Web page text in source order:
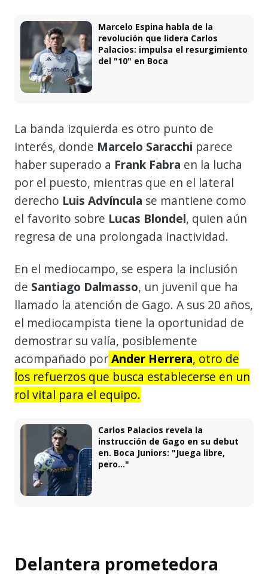
Marcelo Espina habla de la
revolución que lidera Carlos
Palacios: impulsa el resurgimiento
del "10" en Boca
La banda izquierda es otro punto de
interés, donde Marcelo Saracchi parece
haber superado a Frank Fabra en la lucha
por el puesto, mientras que en el lateral
derecho Luis Advíncula se mantiene como
el favorito sobre Lucas Blondel, quien aún
regresa de una prolongada inactividad.
En el mediocampo, se espera la inclusión
de Santiago Dalmasso, un juvenil que ha
llamado la atención de Gago. A sus 20 años,
el mediocampista tiene la oportunidad de
demostrar su valía, posiblemente
acompañado porAnder Herrera, otro de
los refuerzos que busca establecerse en un
rol vital para el equipo.
Carlos Palacios revela la
instrucción de Gago en su debut
en. Boca Juniors: "Juega libre,
pero..."
Delantera prometedora